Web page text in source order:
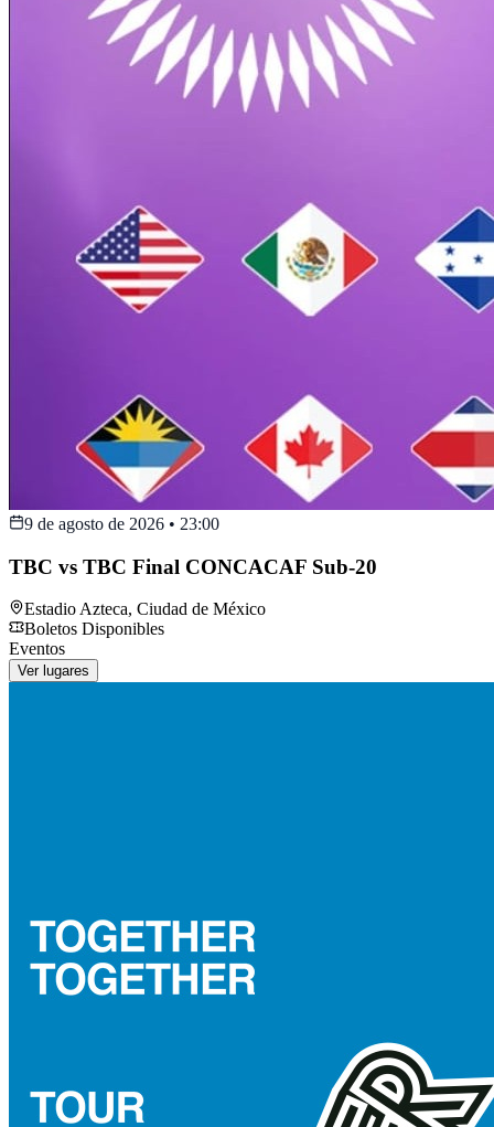
9 de agosto de 2026 • 23:00
TBC vs TBC Final CONCACAF Sub-20
Estadio Azteca, Ciudad de México
Boletos Disponibles
Eventos
Ver lugares